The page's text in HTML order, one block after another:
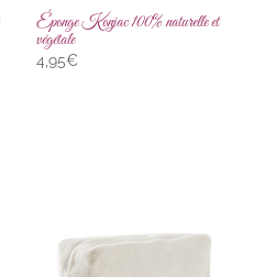
Éponge Konjac 100% naturelle et
végétale
4,95€